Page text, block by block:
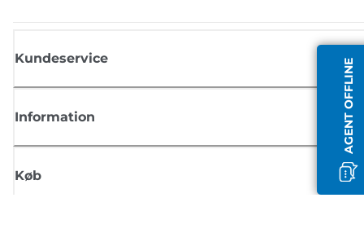
AGENT OFFLINE
Kundeservice
Information
Køb